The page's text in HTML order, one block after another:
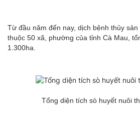
Từ đầu năm đến nay, dịch bệnh thủy
thuộc 50 xã, phường của tỉnh Cà Mau,
1.300ha.
Tổng diện tích sò huyết nuôi